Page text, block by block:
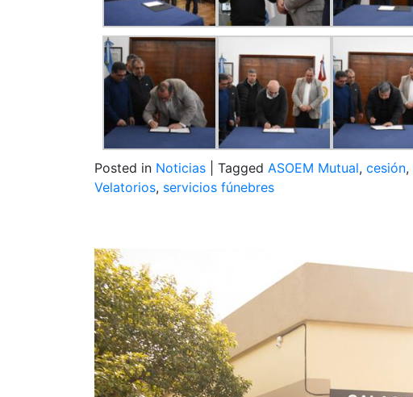
Posted in Noticias Tagged ASOEM Mutual, cesión,
Velatorios, servicios fúnebres